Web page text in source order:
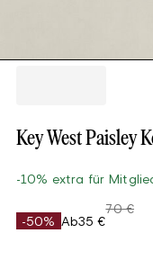
Key West Paisley
-10% extra für
-50% Ab35 €
70 €